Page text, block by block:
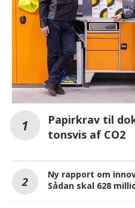
Papirkrav til
tonsvis af CO2
Ny rapport om
Sådan skal 628